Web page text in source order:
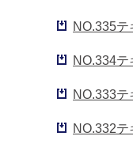
NO.335テ
NO.334テ
NO.333テ
NO.332テ